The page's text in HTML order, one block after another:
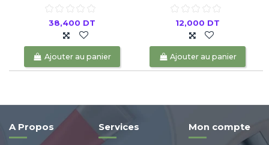
38,400 DT
Ajouter au panier
12,000 DT
Ajouter au panier
A Propos Services Mon compte